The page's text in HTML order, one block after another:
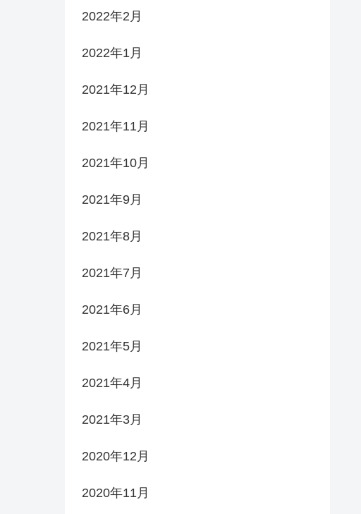
2022年2月
2022年1月
2021年12月
2021年11月
2021年10月
2021年9月
2021年8月
2021年7月
2021年6月
2021年5月
2021年4月
2021年3月
2020年12月
2020年11月